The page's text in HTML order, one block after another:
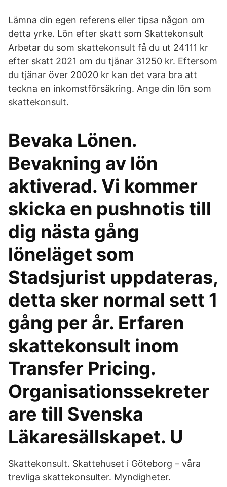
Lämna din egen referens eller tipsa någon om
detta yrke. Lön efter skatt som Skattekonsult
Arbetar du som skattekonsult få du ut 24111 kr
efter skatt 2021 om du tjänar 31250 kr. Eftersom
du tjänar över 20020 kr kan det vara bra att
teckna en inkomstförsäkring. Ange din lön som
skattekonsult.
Bevaka Lönen.
Bevakning av lön
aktiverad. Vi kommer
skicka en pushnotis till
dig nästa gång
löneläget som
Stadsjurist uppdateras,
detta sker normal sett 1
gång per år. Erfaren
skattekonsult inom
Transfer Pricing.
Organisationssekreter
are till Svenska
Läkaresällskapet. U
Skattekonsult. Skattehuset i Göteborg – våra
trevliga skattekonsulter. Myndigheter.